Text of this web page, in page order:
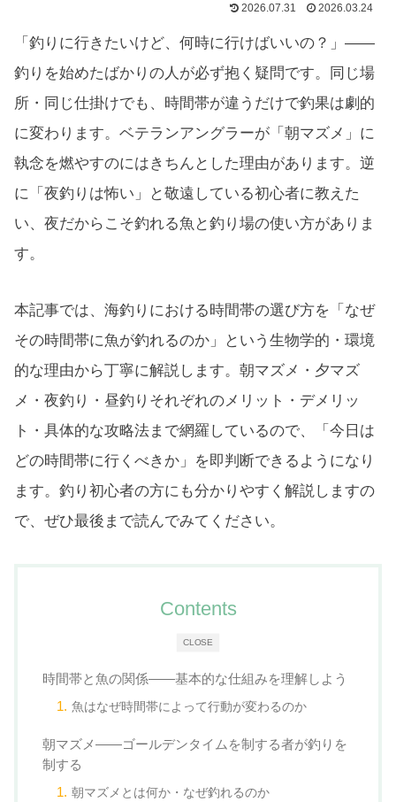
2026.07.31
2026.03.24
「釣りに行きたいけど、何時に行けばいいの？」——
釣りを始めたばかりの人が必ず抱く疑問です。同じ場
所・同じ仕掛けでも、時間帯が違うだけで釣果は劇的
に変わります。ベテランアングラーが「朝マズメ」に
執念を燃やすのにはきちんとした理由があります。逆
に「夜釣りは怖い」と敬遠している初心者に教えた
い、夜だからこそ釣れる魚と釣り場の使い方がありま
す。
本記事では、海釣りにおける時間帯の選び方を「なぜ
その時間帯に魚が釣れるのか」という生物学的・環境
的な理由から丁寧に解説します。朝マズメ・夕マズ
メ・夜釣り・昼釣りそれぞれのメリット・デメリッ
ト・具体的な攻略法まで網羅しているので、「今日は
どの時間帯に行くべきか」を即判断できるようになり
ます。釣り初心者の方にも分かりやすく解説しますの
で、ぜひ最後まで読んでみてください。
CLOSE
Contents
時間帯と魚の関係——基本的な仕組みを理解しよう
魚はなぜ時間帯によって行動が変わるのか
朝マズメ——ゴールデンタイムを制する者が釣りを
制する
朝マズメとは何か・なぜ釣れるのか